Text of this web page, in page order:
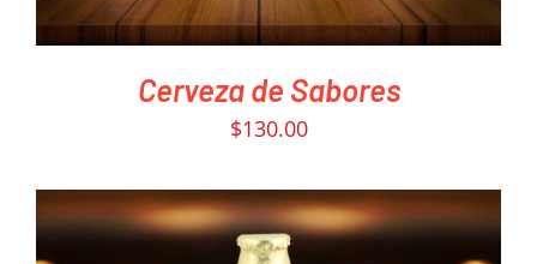
Cerveza de Sabores
$130.00